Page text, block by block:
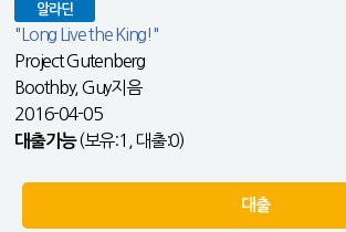
알라딘
"Long Live the King!"
Project Gutenberg
Boothby, Guy지음
2016-04-05
대출가능(보유:1, 대출:0)
대출